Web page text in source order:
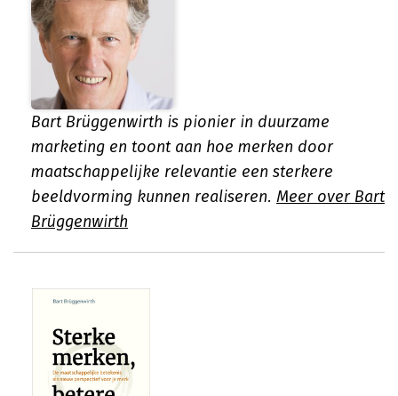
Bart Brüggenwirth is pionier in duurzame
marketing en toont aan hoe merken door
maatschappelijke relevantie een sterkere
beeldvorming kunnen realiseren. Meer over Bart
Brüggenwirth